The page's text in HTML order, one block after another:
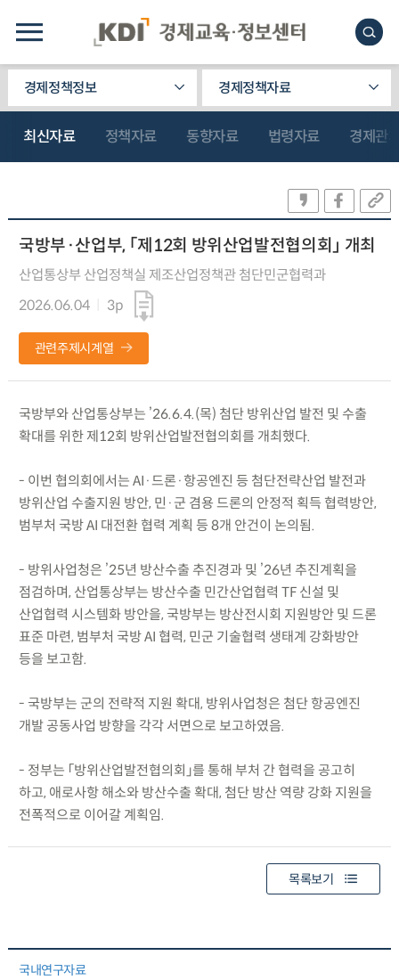
경제정책정보 경제정책자료
최신자료 정책자료 동향자료 법령자료 경제관
국방부·산업부, 「제12회 방위산업발전협의회」 개최
산업통상부 산업정책실 제조산업정책관 첨단민군협력과
2026.06.04
3p
관련주제시계열
국방부와 산업통상부는 ’26.6.4.(목) 첨단 방위산업 발전 및 수출
확대를 위한 제12회 방위산업발전협의회를 개최했다.
- 이번 협의회에서는 AI·드론·항공엔진 등 첨단전략산업 발전과
방위산업 수출지원 방안, 민·군 겸용 드론의 안정적 획득 협력방안,
범부처 국방 AI 대전환 협력 계획 등 8개 안건이 논의됨.
- 방위사업청은 ’25년 방산수출 추진경과 및 ’26년 추진계획을
점검하며, 산업통상부는 방산수출 민간산업협력 TF 신설 및
산업협력 시스템화 방안을, 국방부는 방산전시회 지원방안 및 드론
표준 마련, 범부처 국방 AI 협력, 민군 기술협력 생태계 강화방안
등을 보고함.
- 국방부는 군의 전략적 지원 확대, 방위사업청은 첨단 항공엔진
개발 공동사업 방향을 각각 서면으로 보고하였음.
- 정부는 「방위산업발전협의회」를 통해 부처 간 협력을 공고히
하고, 애로사항 해소와 방산수출 확대, 첨단 방산 역량 강화 지원을
전폭적으로 이어갈 계획임.
목록보기
국내연구자료